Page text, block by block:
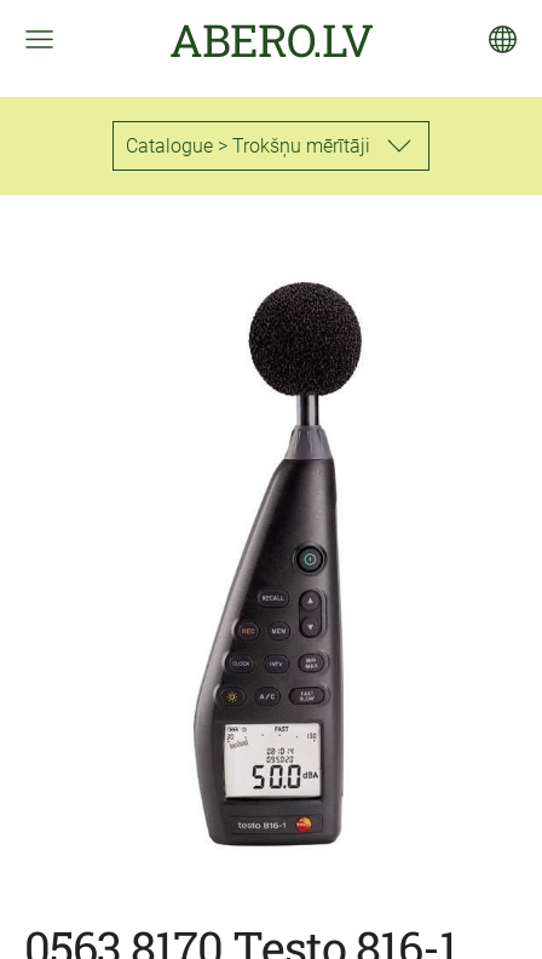
ABERO.LV
Catalogue > Trokšņu mērītāji
0563 8170 Testo 816-1